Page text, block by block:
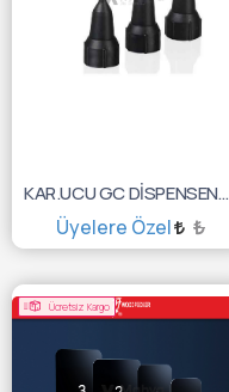
KAR.UCU GC DİSPENSENSING TİP III 30'LU 10000931
Üyelere Özel ₺
SEPETE EKLE
Ücretsiz Kargo